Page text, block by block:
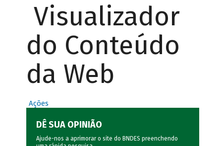
Visualizador
do Conteúdo
da Web
Ações
DÊ SUA OPINIÃO
Ajude-nos a aprimorar o site do BNDES preenchendo